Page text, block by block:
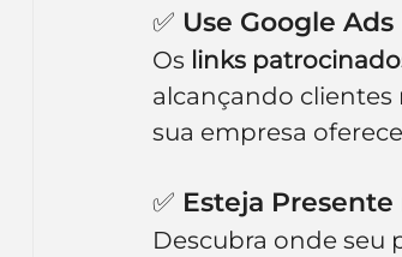
✅ Use Google
Os links
alcançando
sua empresa
✅ Esteja
Descubra onde seu